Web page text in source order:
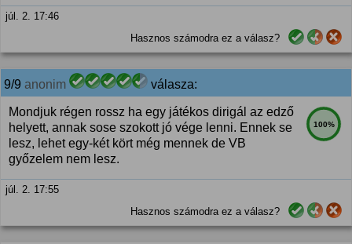
júl. 2. 17:46
Hasznos számodra ez a válasz?
9/9 anonim válasza:
100%
Mondjuk régen rossz ha egy játékos dirigál az edző
helyett, annak sose szokott jó vége lenni. Ennek se
lesz, lehet egy-két kört még mennek de VB
győzelem nem lesz.
júl. 2. 17:55
Hasznos számodra ez a válasz?